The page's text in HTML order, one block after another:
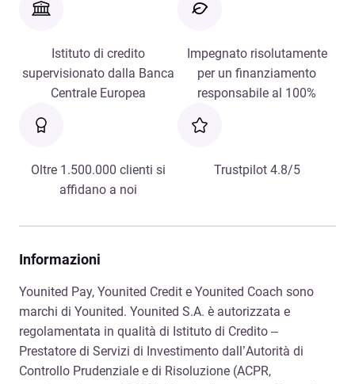
Istituto di credito
supervisionato dalla Banca
Centrale Europea
Impegnato risolutamente
per un finanziamento
responsabile al 100%
Oltre 1.500.000 clienti si
affidano a noi
Trustpilot 4.8/5
Informazioni
Younited Pay, Younited Credit e Younited Coach sono
marchi di Younited. Younited S.A. è autorizzata e
regolamentata in qualità di Istituto di Credito –
Prestatore di Servizi di Investimento dall’Autorità di
Controllo Prudenziale e di Risoluzione (ACPR,